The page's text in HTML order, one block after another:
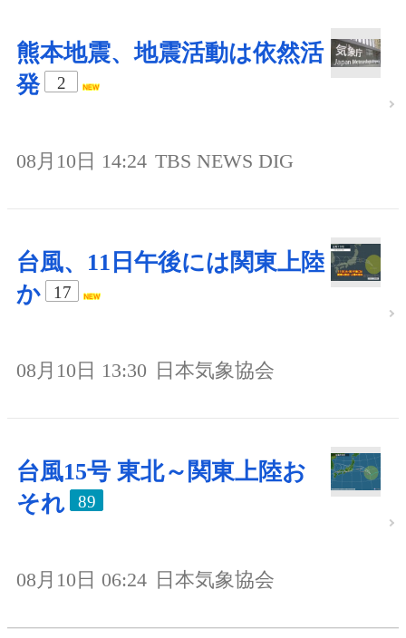
熊本地震、地震活動は依然活
発
2
08月10日 14:24 TBS NEWS DIG
台風、11日午後には関東上陸
か
17
08月10日 13:30 日本気象協会
台風15号 東北～関東上陸お
それ
89
08月10日 06:24 日本気象協会